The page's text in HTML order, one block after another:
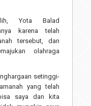
Yota Balad
karena telah
tersebut, dan
olahraga
setinggi-
yang telah
saya dan kita